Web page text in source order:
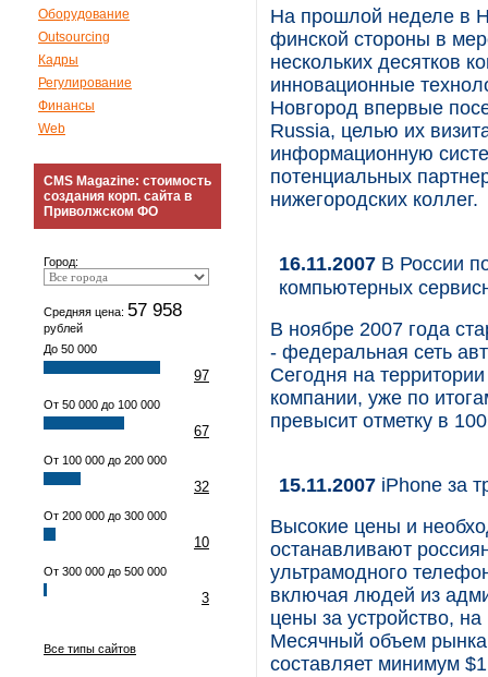
Оборудование
Outsourcing
Кадры
Регулирование
Финансы
Web
CMS Magazine: стоимость
создания корп. сайта в
Приволжском ФО
Город:
Средняя цена: 57 958
рублей
До 50 000
97
От 50 000 до 100 000
67
От 100 000 до 200 000
32
От 200 000 до 300 000
10
От 300 000 до 500 000
3
Все типы сайтов
На прошлой неделе в
финской стороны в
нескольких десятков
инновационные
Новгород впервые
Russia, целью их
информационную
потенциальных
нижегородских коллег.
16.11.2007 В России
компьютерных
В ноябре 2007 года
- федеральная сеть
Сегодня на
компании, уже по
превысит отметку в
15.11.2007 iPhone за
Высокие цены и
останавливают
ультрамодного
включая людей из
цены за устройство,
Месячный объем
составляет минимум